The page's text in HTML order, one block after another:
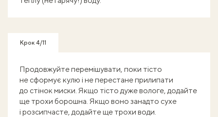
Крок 4/11
Продовжуйте перемішувати, поки тісто
не сформує кулю і не перестане прилипати
до стінок миски. Якщо тісто дуже вологе, додайте
ще трохи борошна. Якщо воно занадто сухе
і розсипчасте, додайте ще трохи води.